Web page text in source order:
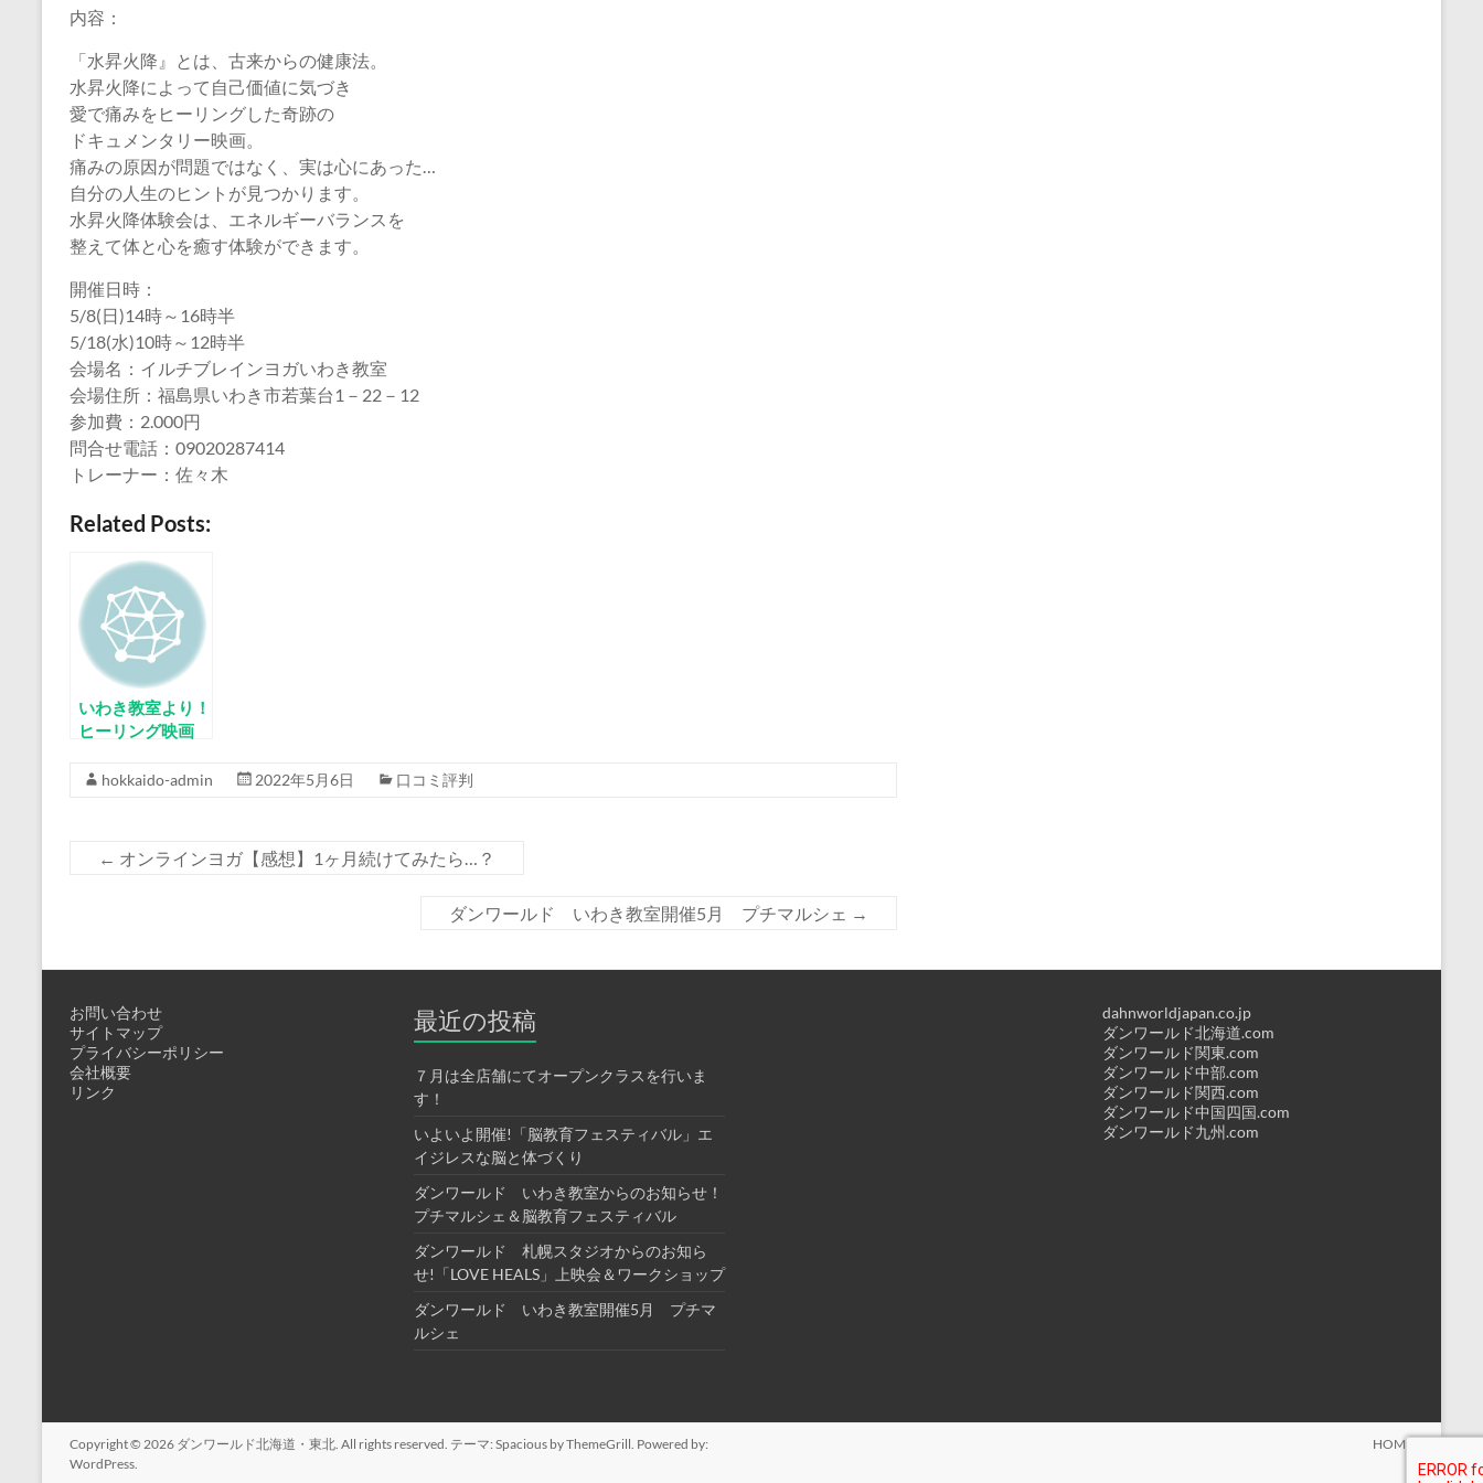
内容：
「水昇火降』とは、古来からの健康法。
水昇火降によって自己価値に気づき
愛で痛みをヒーリングした奇跡の
ドキュメンタリー映画。
痛みの原因が問題ではなく、実は心にあった…
自分の人生のヒントが見つかります。
水昇火降体験会は、エネルギーバランスを
整えて体と心を癒す体験ができます。
開催日時：
5/8(日)14時～16時半
5/18(水)10時～12時半
会場名：イルチブレインヨガいわき教室
会場住所：福島県いわき市若葉台1－22－12
参加費：2.000円
問合せ電話：09020287414
トレーナー：佐々木
Related Posts:
いわき教室より！
ヒーリング映画
上映会＆ヒーリン
hokkaido-admin 2022年5月6日 口コミ評判
← オンラインヨガ【感想】1ヶ月続けてみたら…？
ダンワールド いわき教室開催5月 プチマルシェ →
お問い合わせ
サイトマップ
プライバシーポリシー
会社概要
リンク
最近の投稿
７月は全店舗にてオープンクラスを行いま
す！
いよいよ開催!「脳教育フェスティバル」エ
イジレスな脳と体づくり
ダンワールド いわき教室からのお知らせ！
プチマルシェ＆脳教育フェスティバル
ダンワールド 札幌スタジオからのお知ら
せ!「LOVE HEALS」上映会＆ワークショップ
ダンワールド いわき教室開催5月 プチマ
ルシェ
dahnworldjapan.co.jp
ダンワールド北海道.com
ダンワールド関東.com
ダンワールド中部.com
ダンワールド関西.com
ダンワールド中国四国.com
ダンワールド九州.com
Copyright © 2026 ダンワールド北海道・東北 . All rights reserved. テーマ: Spacious by ThemeGrill. Powered by:
WordPress
HOME